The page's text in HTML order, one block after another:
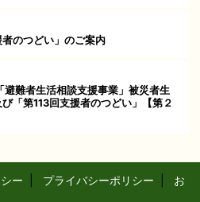
者のつどい」のご案内
避難者生活相談支援事業」被災者生
「第113回支援者のつどい」【第２
ー プライバシーポリシー
お